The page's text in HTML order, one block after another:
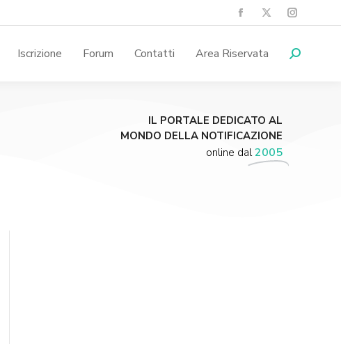
Iscrizione Forum Contatti Area Riservata
IL PORTALE DEDICATO AL
MONDO DELLA NOTIFICAZIONE
online dal2005